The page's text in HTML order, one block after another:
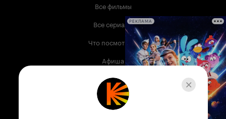
Все фильмы
Все сериалы
Что посмотреть
Афиша
Музыка
Телепрограмма
РЕКЛАМА